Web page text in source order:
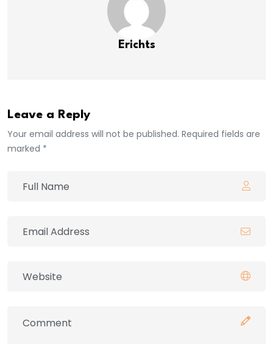
Erichts
Leave a Reply
Your email address will not be published. Required fields are
marked *